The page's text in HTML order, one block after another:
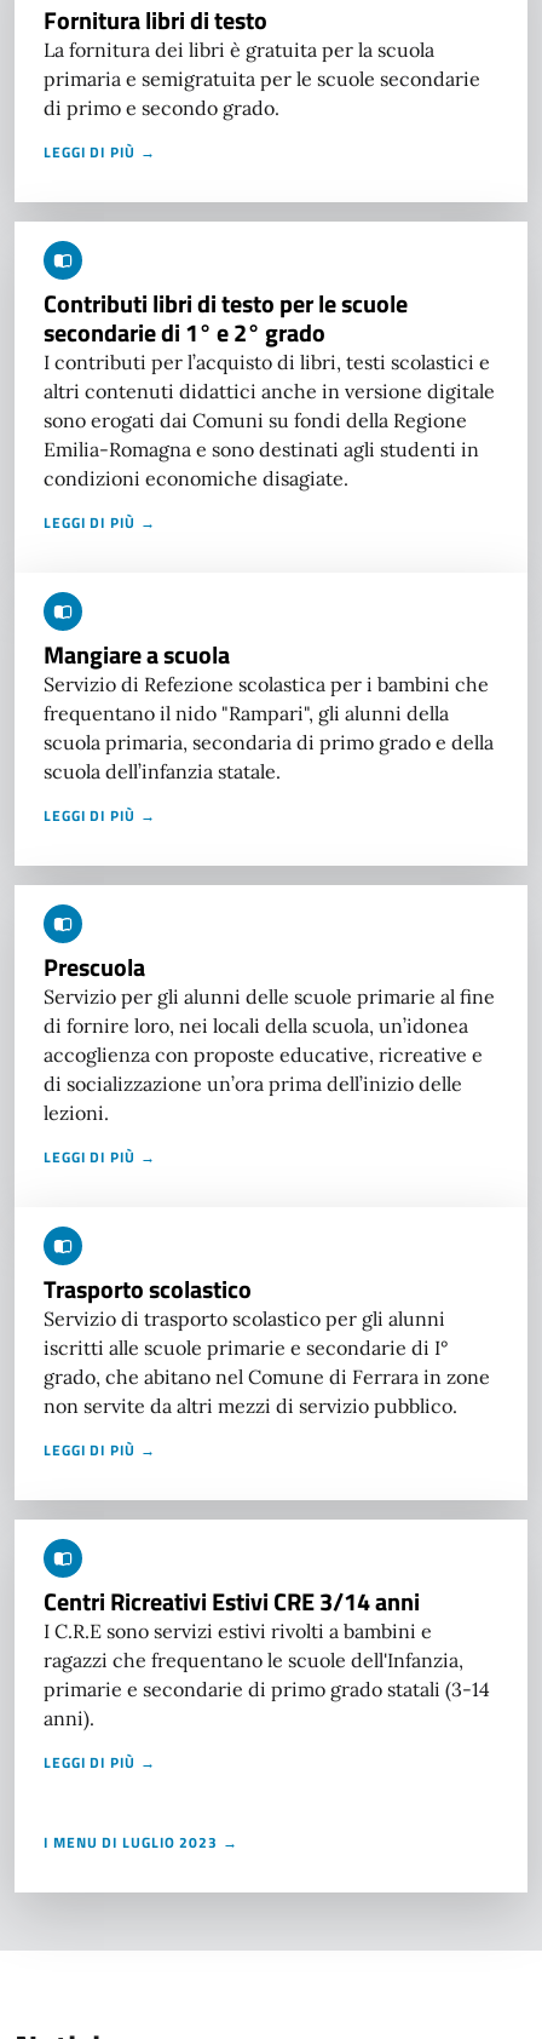
Fornitura libri di testo
La fornitura dei libri è gratuita per la scuola
primaria e semigratuita per le scuole secondarie
di primo e secondo grado.
LEGGI DI PIÙ →
Contributi libri di testo per le scuole
secondarie di 1° e 2° grado
I contributi per l’acquisto di libri, testi scolastici e
altri contenuti didattici anche in versione digitale
sono erogati dai Comuni su fondi della Regione
Emilia-Romagna e sono destinati agli studenti in
condizioni economiche disagiate.
LEGGI DI PIÙ →
Mangiare a scuola
Servizio di Refezione scolastica per i bambini che
frequentano il nido "Rampari", gli alunni della
scuola primaria, secondaria di primo grado e della
scuola dell’infanzia statale.
LEGGI DI PIÙ →
Prescuola
Servizio per gli alunni delle scuole primarie al fine
di fornire loro, nei locali della scuola, un’idonea
accoglienza con proposte educative, ricreative e
di socializzazione un’ora prima dell’inizio delle
lezioni.
LEGGI DI PIÙ →
Trasporto scolastico
Servizio di trasporto scolastico per gli alunni
iscritti alle scuole primarie e secondarie di I°
grado, che abitano nel Comune di Ferrara in zone
non servite da altri mezzi di servizio pubblico.
LEGGI DI PIÙ →
Centri Ricreativi Estivi CRE 3/14 anni
I C.R.E sono servizi estivi rivolti a bambini e
ragazzi che frequentano le scuole dell'Infanzia,
primarie e secondarie di primo grado statali (3-14
anni).
LEGGI DI PIÙ →
I MENU DI LUGLIO 2023 →